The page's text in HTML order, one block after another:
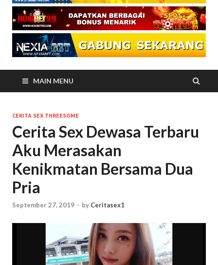
MAIN MENU
CERITA SEX THREESOME
Cerita Sex Dewasa Terbaru
Aku Merasakan
Kenikmatan Bersama Dua
Pria
September 27, 2019 - by Ceritasex1